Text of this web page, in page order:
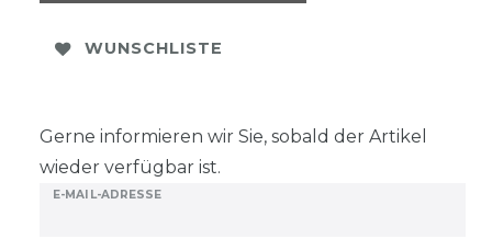
WUNSCHLISTE
Gerne informieren wir Sie, sobald der Artikel
wieder verfügbar ist.
E-MAIL-ADRESSE